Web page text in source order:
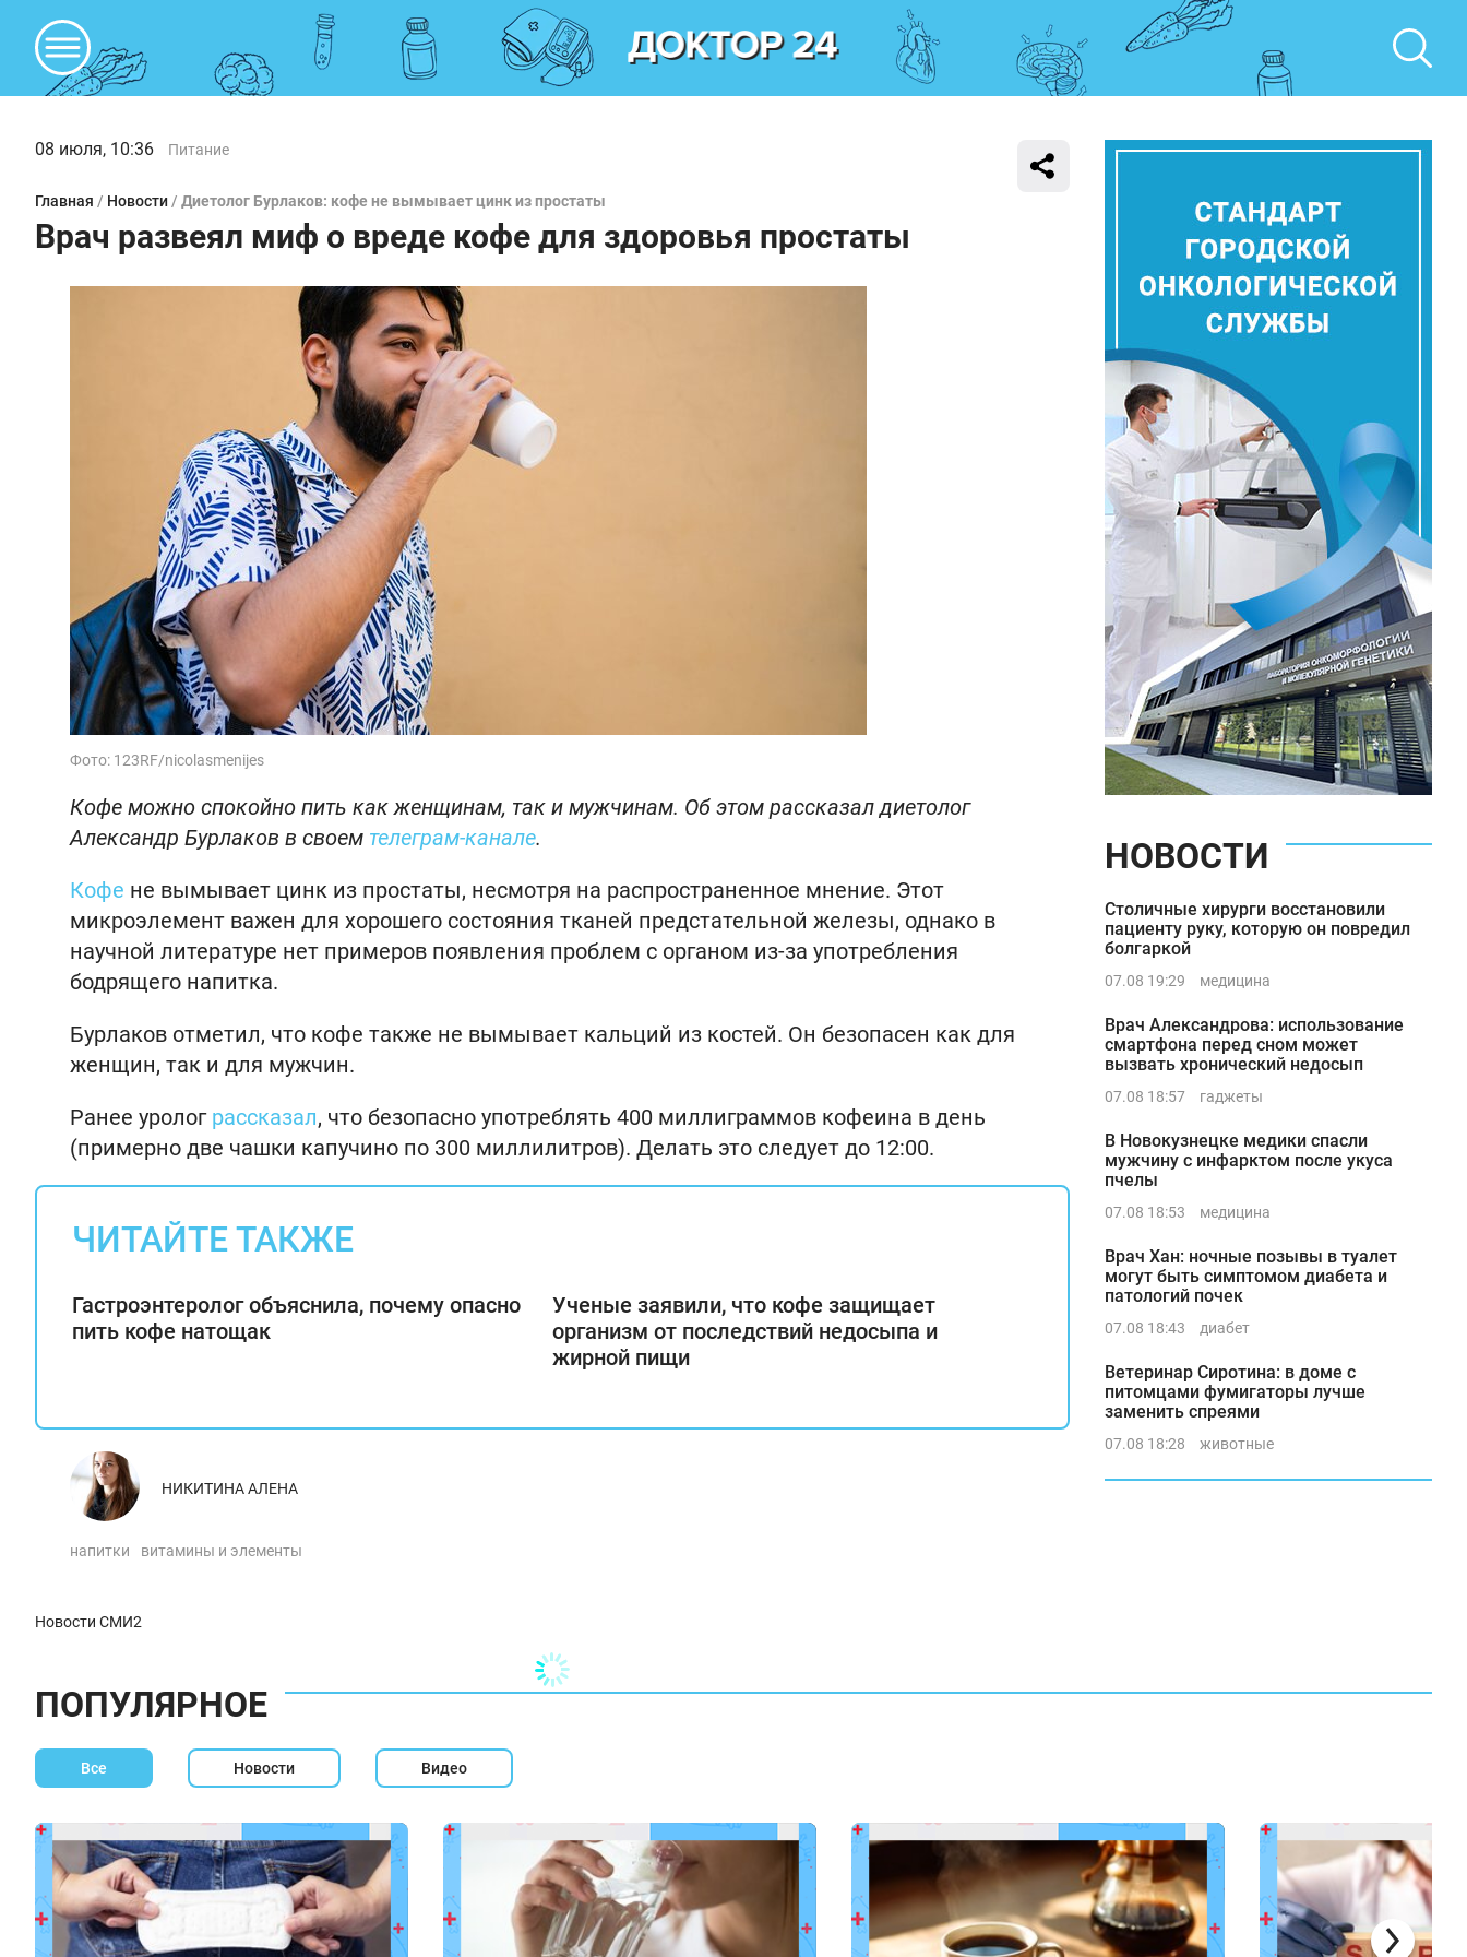
08 июля, 10:36 Питание
Главная / Новости / Диетолог Бурлаков: кофе не вымывает цинк из простаты
Врач развеял миф о вреде кофе для здоровья простаты
Фото: 123RF/nicolasmenijes
Кофе можно спокойно пить как женщинам, так и мужчинам. Об этом рассказал диетолог
Александр Бурлаков в своем телеграм-канале.
Кофе не вымывает цинк из простаты, несмотря на распространенное мнение. Этот
микроэлемент важен для хорошего состояния тканей предстательной железы, однако в
научной литературе нет примеров появления проблем с органом из-за употребления
бодрящего напитка.
Бурлаков отметил, что кофе также не вымывает кальций из костей. Он безопасен как для
женщин, так и для мужчин.
Ранее уролог рассказал, что безопасно употреблять 400 миллиграммов кофеина в день
(примерно две чашки капучино по 300 миллилитров). Делать это следует до 12:00.
ЧИТАЙТЕ ТАКЖЕ
Гастроэнтеролог объяснила, почему опасно
пить кофе натощак
Ученые заявили, что кофе защищает
организм от последствий недосыпа и
жирной пищи
НИКИТИНА АЛЕНА
напитки витамины и элементы
Новости СМИ2
НОВОСТИ
Столичные хирурги восстановили
пациенту руку, которую он повредил
болгаркой
07.08 19:29 медицина
Врач Александрова: использование
смартфона перед сном может
вызвать хронический недосып
07.08 18:57 гаджеты
В Новокузнецке медики спасли
мужчину с инфарктом после укуса
пчелы
07.08 18:53 медицина
Врач Хан: ночные позывы в туалет
могут быть симптомом диабета и
патологий почек
07.08 18:43 диабет
Ветеринар Сиротина: в доме с
питомцами фумигаторы лучше
заменить спреями
07.08 18:28 животные
ПОПУЛЯРНОЕ
Все Новости Видео